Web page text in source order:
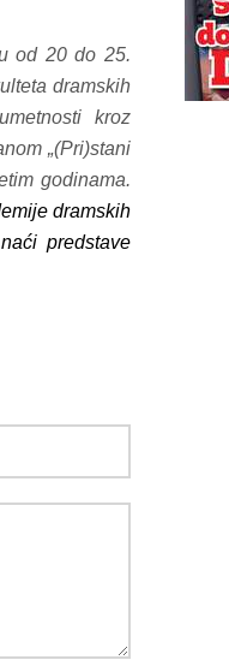
od 20 do 25.
dramskih
kroz
„(Pri)stani
godinama.
dramskih
predstave